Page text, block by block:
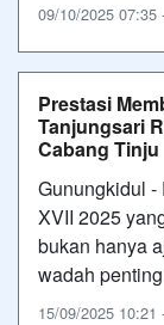
09/10/2025 07:35
Prestasi
Tanjungsari
Cabang Tinju
Gunungkidul -
XVII 2025
bukan hanya
wadah
15/09/2025